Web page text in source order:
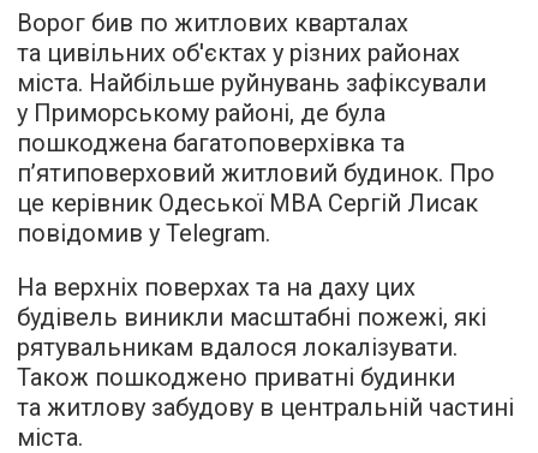
Ворог бив по житлових кварталах
та цивільних об'єктах у різних районах
міста. Найбільше руйнувань зафіксували
у Приморському районі, де була
пошкоджена багатоповерхівка та
п’ятиповерховий житловий будинок. Про
це керівник Одеської МВА Сергій Лисак
повідомив у Telegram.
На верхніх поверхах та на даху цих
будівель виникли масштабні пожежі, які
рятувальникам вдалося локалізувати.
Також пошкоджено приватні будинки
та житлову забудову в центральній частині
міста.